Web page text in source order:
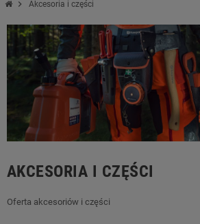
chevron_right Akcesoria i części
AKCESORIA I CZĘŚCI
Oferta akcesoriów i części